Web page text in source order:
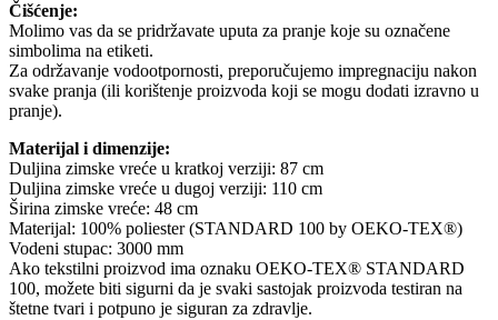
Čišćenje:
Molimo vas da se pridržavate uputa za pranje koje su označene
simbolima na etiketi.
Za održavanje vodootpornosti, preporučujemo impregnaciju nakon
svake pranja (ili korištenje proizvoda koji se mogu dodati izravno u
pranje).
Materijal i dimenzije:
Duljina zimske vreće u kratkoj verziji: 87 cm
Duljina zimske vreće u dugoj verziji: 110 cm
Širina zimske vreće: 48 cm
Materijal: 100% poliester (STANDARD 100 by OEKO-TEX®)
Vodeni stupac: 3000 mm
Ako tekstilni proizvod ima oznaku OEKO-TEX® STANDARD
100, možete biti sigurni da je svaki sastojak proizvoda testiran na
štetne tvari i potpuno je siguran za zdravlje.